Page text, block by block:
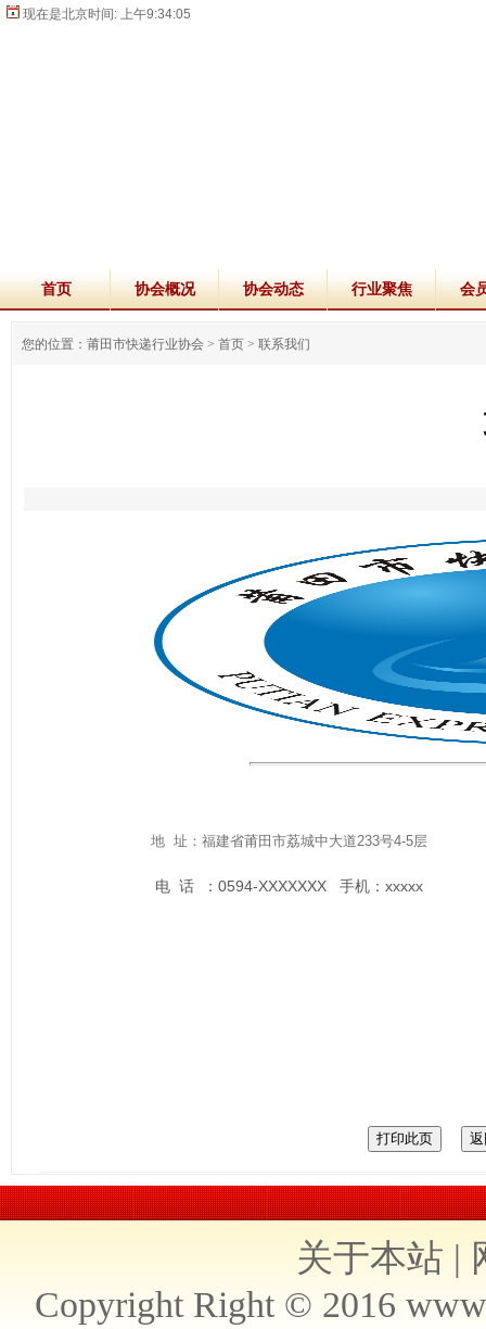
现在是北京时间: 上午9:34:06
首页 协会概况 协会动态 行业聚焦 会
您的位置：莆田市快递行业协会 > 首页 > 联系我们
地 址：福建省莆田市荔城中大道233号4-5层
电 话 ：0594-XXXXXXX 手机：xxxxx
关于本站 |
Copyright Right © 2016